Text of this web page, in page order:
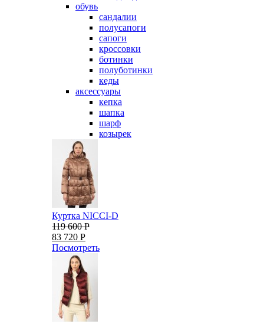
oбувь
сандалии
полусапоги
сапоги
кроссовки
ботинки
полуботинки
кеды
аксессуары
кепка
шапка
шарф
козырек
Куртка NICCI-D
119 600 Р
83 720 Р
Посмотреть